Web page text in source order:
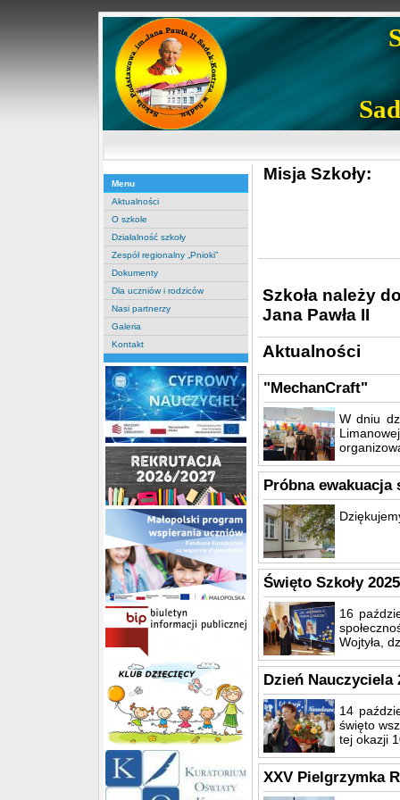
Menu
Aktualności
O szkole
Działalność szkoły
Zespół regionalny „Pnioki”
Dokumenty
Dla uczniów i rodziców
Nasi partnerzy
Galeria
Kontakt
Misja Szkoły:
Szkoła należy
Jana Pawła II
Aktualności
"MechanCraft"
W dniu
Próbna ewakuacja
Święto Szkoły 2025
16
Wojtyła,
Dzień Nauczyciela
14
święto
tej okazji
XXV Pielgrzymka